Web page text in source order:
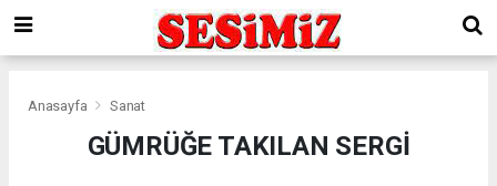
Anasayfa Sanat
GÜMRÜĞE TAKILAN SERGİ